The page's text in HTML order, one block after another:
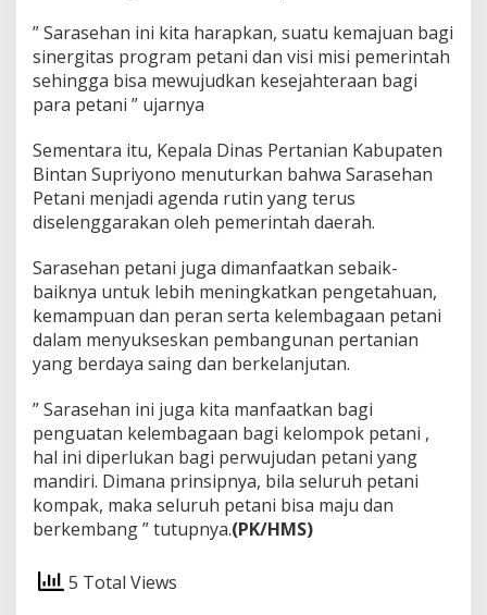
” Sarasehan ini kita harapkan, suatu kemajuan bagi
sinergitas program petani dan visi misi pemerintah
sehingga bisa mewujudkan kesejahteraan bagi
para petani ” ujarnya
Sementara itu, Kepala Dinas Pertanian Kabupaten
Bintan Supriyono menuturkan bahwa Sarasehan
Petani menjadi agenda rutin yang terus
diselenggarakan oleh pemerintah daerah.
Sarasehan petani juga dimanfaatkan sebaik-
baiknya untuk lebih meningkatkan pengetahuan,
kemampuan dan peran serta kelembagaan petani
dalam menyukseskan pembangunan pertanian
yang berdaya saing dan berkelanjutan.
” Sarasehan ini juga kita manfaatkan bagi
penguatan kelembagaan bagi kelompok petani ,
hal ini diperlukan bagi perwujudan petani yang
mandiri. Dimana prinsipnya, bila seluruh petani
kompak, maka seluruh petani bisa maju dan
berkembang ” tutupnya.(PK/HMS)
5 Total Views